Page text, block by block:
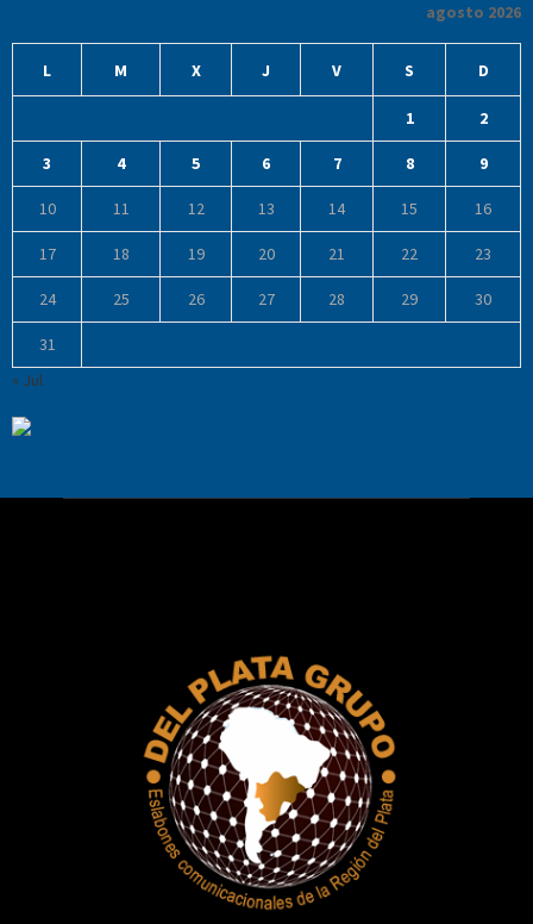
agosto 2026
L M X J V S D
1 2
3 4 5 6 7 8 9
10 11 12 13 14 15 16
17 18 19 20 21 22 23
24 25 26 27 28 29 30
31
« Jul